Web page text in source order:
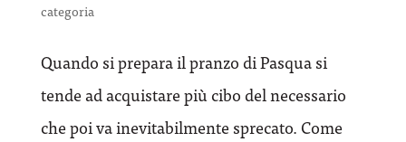
categoria
Quando si prepara il pranzo di Pasqua si
tende ad acquistare più cibo del necessario
che poi va inevitabilmente sprecato. Come